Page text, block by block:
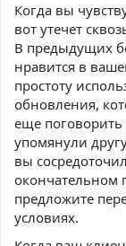
Когда вы
вот утечет
В предыдущих
нравится в
простоту
обновления,
еще
упомянули
вы
окончательном
предложите
условиях.